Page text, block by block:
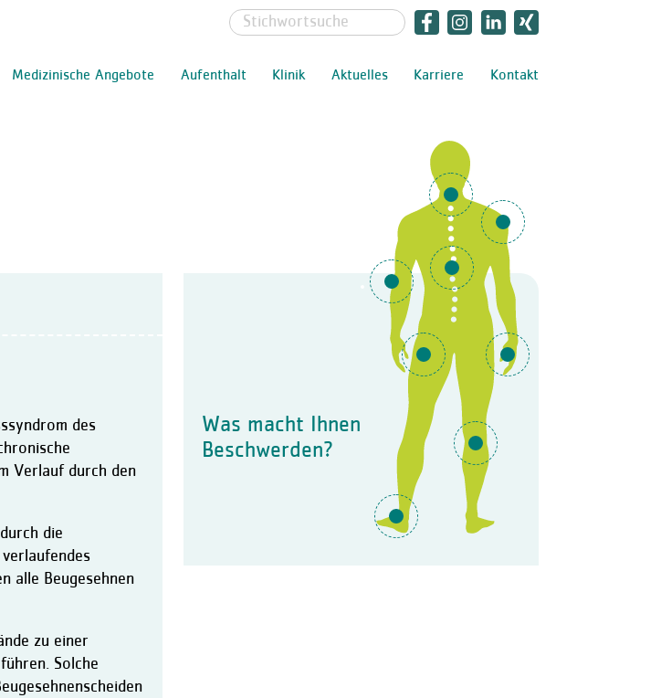
des
Verlauf durch den
die
alle Beugesehnen
zu einer
Solche
Was macht Ihnen
Beschwerden?
Medizinische Angebote Aufenthalt Klinik Aktuelles Karriere Kontakt